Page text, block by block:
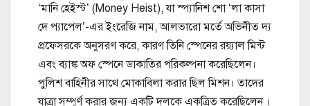
‘মানি হেইস্ট’ (Money Heist), যা স্প্যানিশ শো ‘লা কাসা
দে প্যাপেল’-এর ইংরেজি নাম, আলভারো মর্তে অভিনীত দ্য
প্রফেসরকে অনুসরণ করে, কারণ তিনি স্পেনের রয়্যাল মিন্ট
এবং ব্যাঙ্ক অফ স্পেনে ডাকাতির পরিকল্পনা করেছিলেন।
পুলিশ বাহিনীর সাথে মোকাবিলা করার ছিল মিশন। তাদের
যাত্রা সম্পূর্ণ করার জন্য একটি দলকে একত্রিত করেছিলেন ।